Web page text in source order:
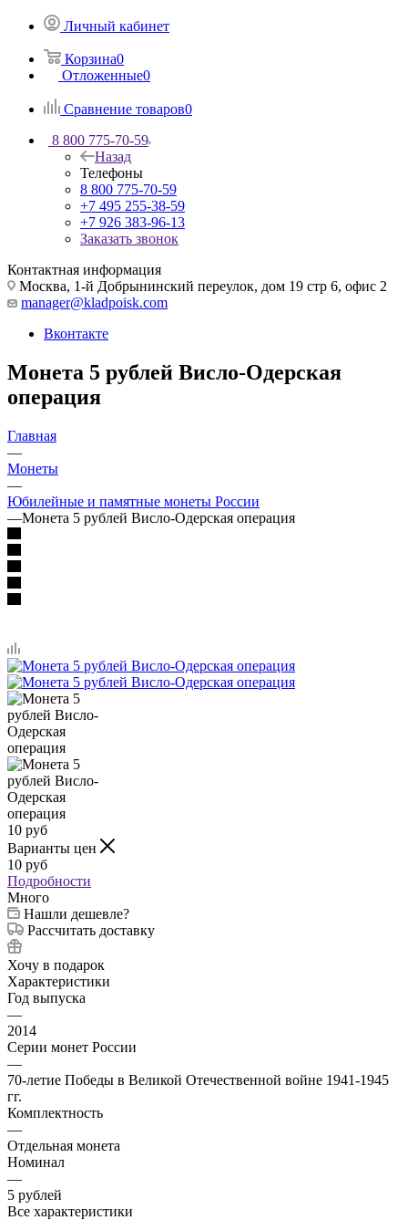
Личный кабинет
Корзина0
Отложенные0
Сравнение товаров0
8 800 775-70-59
Назад
Телефоны
8 800 775-70-59
+7 495 255-38-59
+7 926 383-96-13
Заказать звонок
Контактная информация
Москва, 1-й Добрынинский переулок, дом 19 стр 6, офис 2
manager@kladpoisk.com
Вконтакте
Монета 5 рублей Висло-Одерская
операция
Главная
—
Монеты
—
Юбилейные и памятные монеты России
—Монета 5 рублей Висло-Одерская операция
10 руб
Варианты цен
10 руб
Подробности
Много
Нашли дешевле?
Рассчитать доставку
Хочу в подарок
Характеристики
Год выпуска
—
2014
Серии монет России
—
70-летие Победы в Великой Отечественной войне 1941-1945
гг.
Комплектность
—
Отдельная монета
Номинал
—
5 рублей
Все характеристики